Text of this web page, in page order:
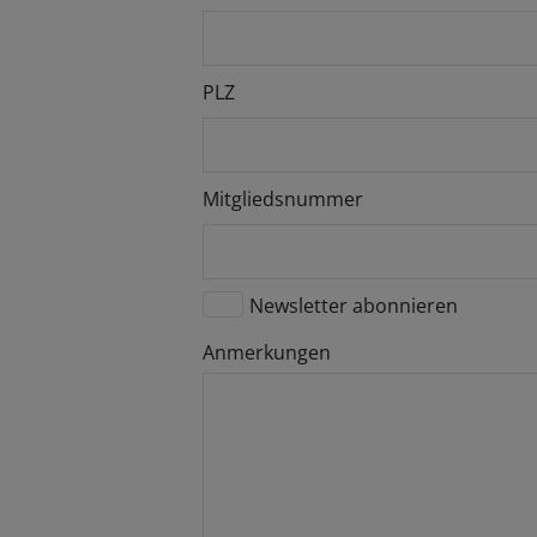
PLZ
Mitgliedsnummer
Newsletter abonnieren
Anmerkungen